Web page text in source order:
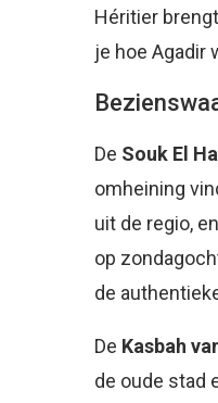
Héritier
je hoe Agadir
De Souk El
omheining
uit de regio,
op
de
De Kasbah
de oude stad